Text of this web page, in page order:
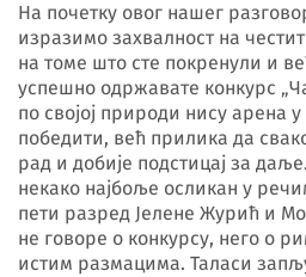
На почетку овог нашег
изразимо захвалност на
на томе што сте покренули и
успешно одржавате конкурс
по својој природи нису арена у
победити, већ прилика да
рад и добије подстицај за
некако најбоље осликан у
пети разред Јелене Журић и
не говоре о конкурсу, него о
истим размацима. Таласи